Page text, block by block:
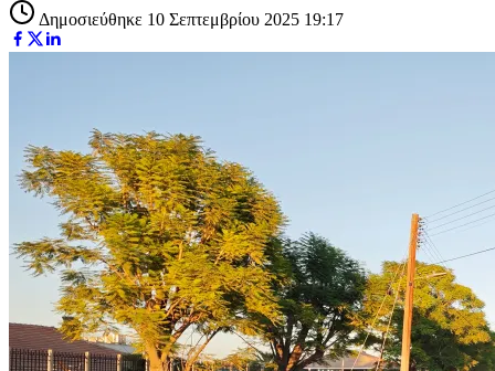
Δημοσιεύθηκε 10 Σεπτεμβρίου 2025 19:17